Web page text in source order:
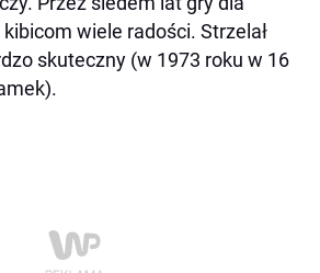
kibicom wiele radości. Strzelał
skuteczny (w 1973 roku w 16